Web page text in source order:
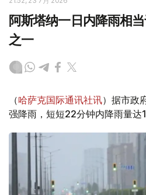
阿斯塔纳一日内降雨相
之一
（哈萨克国际通讯社讯）据市政
强降雨，短短22分钟内降雨量达